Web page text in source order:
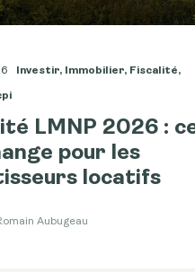
Investir, Immobilier, Fiscalité,
LMNP 2026 :
pour les
locatifs
Aubugeau